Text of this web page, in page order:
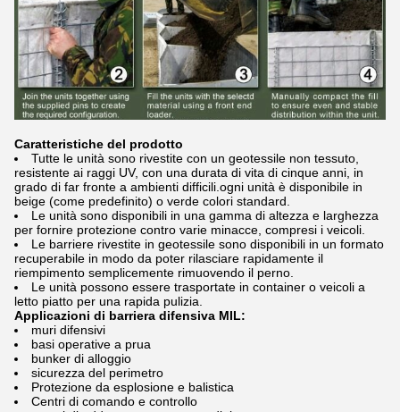
Caratteristiche del prodotto
Tutte le unità sono rivestite con un geotessile non tessuto,
resistente ai raggi UV, con una durata di vita di cinque anni, in
grado di far fronte a ambienti difficili.ogni unità è disponibile in
beige (come predefinito) o verde colori standard.
Le unità sono disponibili in una gamma di altezza e larghezza
per fornire protezione contro varie minacce, compresi i veicoli.
Le barriere rivestite in geotessile sono disponibili in un formato
recuperabile in modo da poter rilasciare rapidamente il
riempimento semplicemente rimuovendo il perno.
Le unità possono essere trasportate in container o veicoli a
letto piatto per una rapida pulizia.
Applicazioni di barriera difensiva MIL:
muri difensivi
basi operative a prua
bunker di alloggio
sicurezza del perimetro
Protezione da esplosione e balistica
Centri di comando e controllo